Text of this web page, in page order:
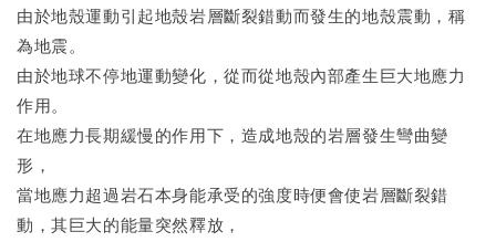
由於地殼運動引起地殼岩層斷裂錯動而發生的地殼震動，稱
為地震。
由於地球不停地運動變化，從而從地殼內部產生巨大地應力
作用。
在地應力長期緩慢的作用下，造成地殼的岩層發生彎曲變
形，
當地應力超過岩石本身能承受的強度時便會使岩層斷裂錯
動，其巨大的能量突然釋放，